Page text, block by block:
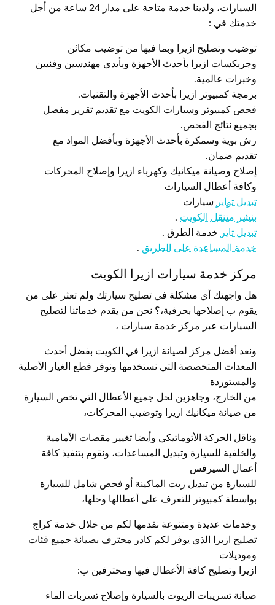
السيارات، ولدينا خدمة متاحة على مدار 24 ساعة من أجل
خدمتك في :
توضيب وتصليح ازيرا وبما فيها من توضيب مكائن
وجربكسات ازيرا بأحدث الأجهزة وبأيدي مهندسين وفنيين
وخبرات عالمية.
برمجة كمبيوتر ازيرا بأحدث الأجهزة والتقنيات.
فحص كمبيوتر وسيارات الكويت مع تقديم تقرير مفصل
بجميع نتائج الفحص.
رش بوية وسمكرة بأحدث الأجهزة وبأفضل المواد مع
تقديم ضمان.
إصلاح وصيانة ميكانيك وكهرباء ازيرا وإصلاح المحركات
وكافة أعطال السيارات
تبديل تواير
سيارات
بنشر متنقل الكويت .
تبديل تاير
خدمة الطرق .
خدمة المساعدة على الطريق .
مركز خدمة سيارات ازيرا الكويت
هل واجهتك أي مشكلة في تصليح سيارتك ولم تعثر على من
يقوم ب إصلاحها بحرفية،؟ نحن من يقدم خدماتنا لتصليح
السيارات عبر مركز خدمة سيارات ،
ونعد أفضل مركز لصيانة ازيرا في الكويت بفضل أحدث
المعدات المتخصصة التي نستخدمها ونوفر قطع الغيار الأصلية
والمستوردة
من الخارج، وجاهزين لحل جميع الأعطال التي تخص السيارة
من صيانة ميكانيك ازيرا وتوضيب المحركات،
وناقل الحركة الأتوماتيكي وأيضا تغيير مقصات الأمامية
والخلفية للسيارة وتبديل المساعدات، ونقوم بتنفيذ كافة
أعمال السيرفس
للسيارة من تبديل زيت الماكينة أو فحص شامل للسيارة
بواسطة كمبيوتر للتعرف على أعطالها وحلها،
وخدمات عديدة ومتنوعة نقدمها لكم من خلال خدمة كراج
تصليح ازيرا الذي يوفر لكم كادر محترف بصيانة جميع فئات
وموديلات
ازيرا وتصليح كافة الأعطال فيها ومحترفين ب:
صيانة تسريبات الزيوت بالسيارة وإصلاح تسربات الماء